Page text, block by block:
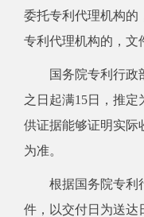
委托专利代理机构的
专利代理机构的，文
国务院专利行政部
之日起满15日，推
供证据能够证明实际
为准。
根据国务院专利行
件，以交付日为送达